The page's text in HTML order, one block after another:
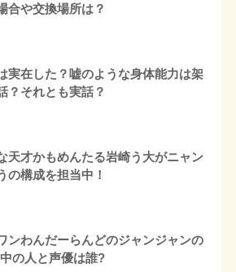
合や交換場所は？
実在した？嘘のような身体能力は架
？それとも実話？
天才かもめんたる岩崎う大がニャン
の構成を担当中！
ンわんだーらんどのジャンジャンの
の人と声優は誰?